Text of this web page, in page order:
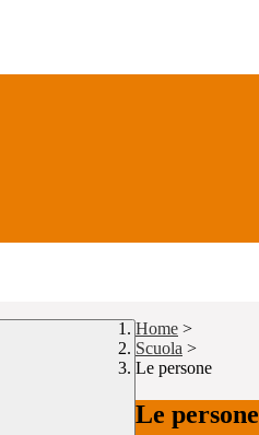
Home >
Scuola >
Le persone
Le persone